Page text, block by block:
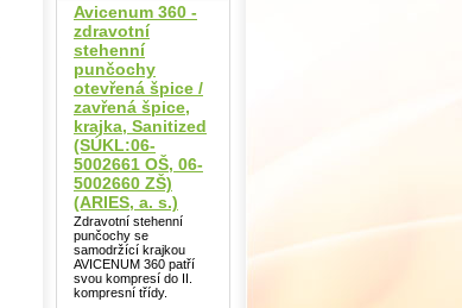
Avicenum 360 -
zdravotní
stehenní
punčochy
otevřená špice /
zavřená špice,
krajka, Sanitized
(SÚKL:06-
5002661 OŠ, 06-
5002660 ZŠ)
(ARIES, a. s.)
Zdravotní stehenní
punčochy se
samodržící krajkou
AVICENUM 360 patří
svou kompresí do II.
kompresní třídy.